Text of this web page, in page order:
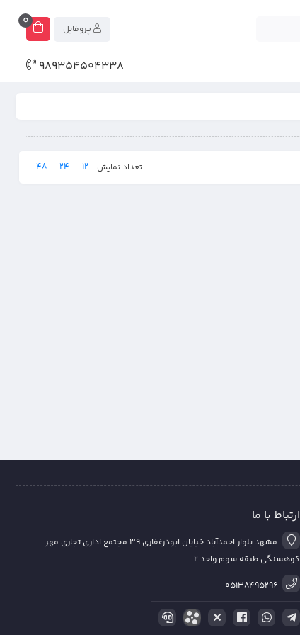
0
989354504338
تعداد نمایش 12
24
48
ارتباط با ما
مشهد بلوار احمدآباد خیابان ابوذرغفاری 39 مجتمع اداری تجاری مهر
کوهسنگی طبقه سوم واحد 2
05138495296